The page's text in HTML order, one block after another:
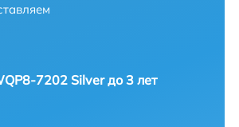
7202 Silver до 3 лет